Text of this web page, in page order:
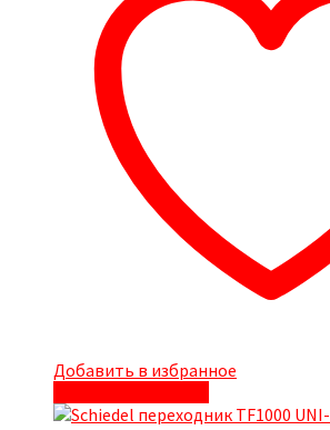
Добавить в избранное